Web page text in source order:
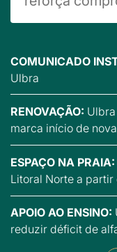
COMUNICADO
Ulbra
RENOVAÇÃO:
marca início de
ESPAÇO NA PRAIA:
Litoral Norte a partir
APOIO AO ENSINO:
reduzir déficit de